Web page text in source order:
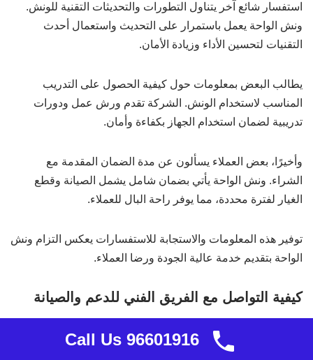
استفسار شائع آخر يتناول التطورات والتحديثات التقنية للونش.
ونش الواحة يعمل باستمرار على التحديث واستعمال أحدث
التقنيات لتحسين الأداء وزيادة الأمان.
يطالب البعض بمعلومات حول كيفية الحصول على التدريب
المناسب لاستخدام الونش. الشركة تقدم ورش عمل ودورات
تدريبية لضمان استخدام الجهاز بكفاءة وأمان.
وأخيرًا، بعض العملاء يسألون عن مدة الضمان المقدمة مع
الشراء. ونش الواحة يأتي بضمان شامل يشمل الصيانة وقطع
الغيار لفترة محددة، مما يوفر راحة البال للعملاء.
توفير هذه المعلومات والاستجابة للاستفسارات يعكس التزام ونش
الواحة بتقديم خدمة عالية الجودة ورضا العملاء.
كيفية التواصل مع الفريق الفني للدعم والصيانة
للتواصل مع الفريق الفني للدعم والصيانة في ونش الواحة، يمكن
للعملاء استخدام عدة طرق ميسّرة. يتميز الفريق الفني بسرعة
Call Us 96601916